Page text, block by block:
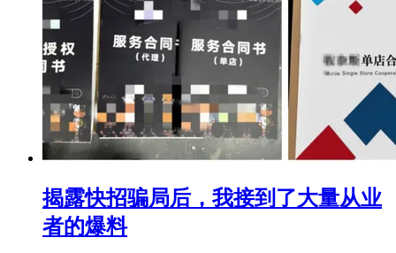
揭露快招骗局后，我接到了大量从业
者的爆料